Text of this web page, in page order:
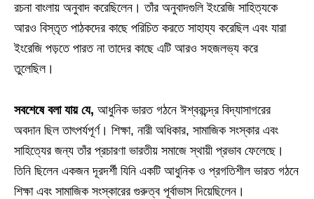
রচনা বাংলায় অনুবাদ করেছিলেন। তাঁর অনুবাদগুলি ইংরেজি সাহিত্যকে
আরও বিস্তৃত পাঠকদের কাছে পরিচিত করতে সাহায্য করেছিল এবং যারা
ইংরেজি পড়তে পারত না তাদের কাছে এটি আরও সহজলভ্য করে
তুলেছিল।
সবশেষে বলা যায় যে, আধুনিক ভারত গঠনে ঈশ্বরচন্দ্র বিদ্যাসাগরের
অবদান ছিল তাৎপর্যপূর্ণ। শিক্ষা, নারী অধিকার, সামাজিক সংস্কার এবং
সাহিত্যের জন্য তাঁর প্রচারণা ভারতীয় সমাজে স্থায়ী প্রভাব ফেলেছে।
তিনি ছিলেন একজন দূরদর্শী যিনি একটি আধুনিক ও প্রগতিশীল ভারত গঠনে
শিক্ষা এবং সামাজিক সংস্কারের গুরুত্ব পূর্বাভাস দিয়েছিলেন।